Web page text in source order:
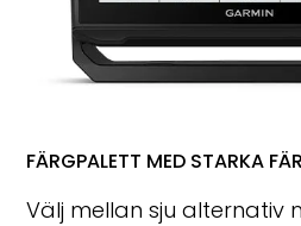
FÄRGPALETT MED STARKA
Välj mellan sju alternativ